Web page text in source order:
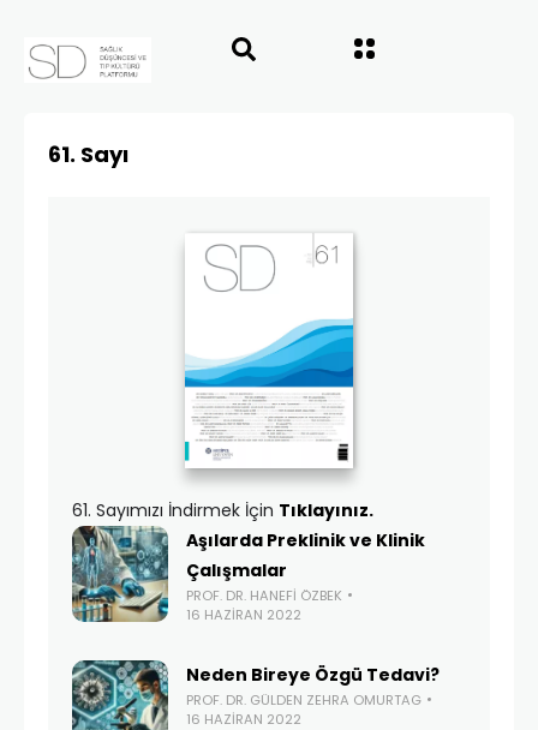
61. Sayı
61. Sayımızı İndirmek İçin Tıklayınız.
Aşılarda Preklinik ve Klinik
Çalışmalar
PROF. DR. HANEFI ÖZBEK
16 HAZIRAN 2022
Neden Bireye Özgü Tedavi?
PROF. DR. GÜLDEN ZEHRA OMURTAG
16 HAZIRAN 2022